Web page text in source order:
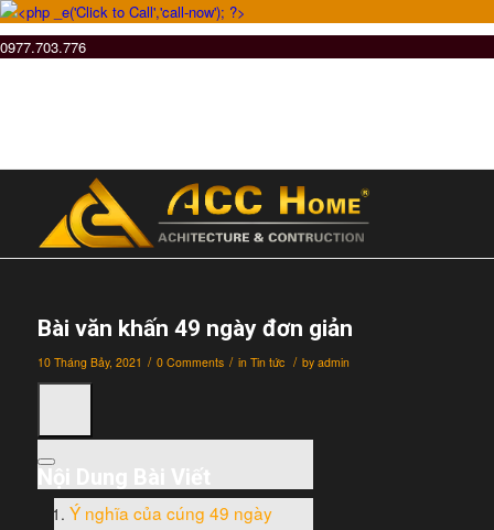
0977.703.776
Bài văn khấn 49 ngày đơn giản
10 Tháng Bảy, 2021 / 0 Comments / in Tin tức / by admin
Ý nghĩa của cúng 49 ngày